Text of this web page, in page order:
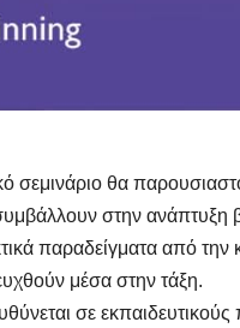
σεμινάριο θα
στην ανάπτυξη
παραδείγματα από
μέσα στην τάξη.
σε